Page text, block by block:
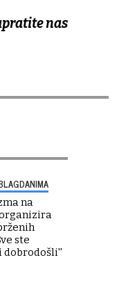
nas
na
ste
dobrodošli''